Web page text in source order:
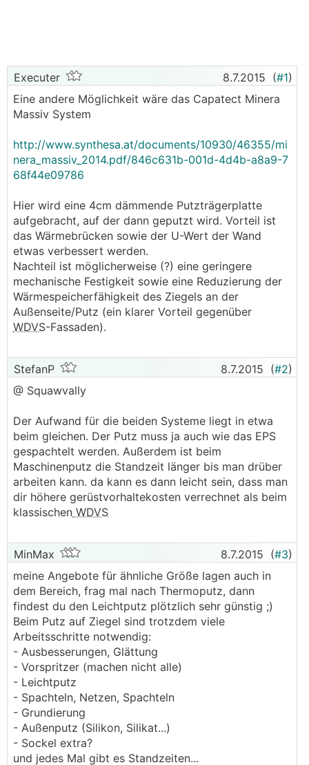
Executer 8.7.2015 (#1)
Eine andere Möglichkeit wäre das Capatect Minera
Massiv System
http://www.synthesa.at/documents/10930/46355/mi
nera_massiv_2014.pdf/846c631b-001d-4d4b-a8a9-7
68f44e09786
Hier wird eine 4cm dämmende Putzträgerplatte
aufgebracht, auf der dann geputzt wird. Vorteil ist
das Wärmebrücken sowie der U-Wert der Wand
etwas verbessert werden.
Nachteil ist möglicherweise (?) eine geringere
mechanische Festigkeit sowie eine Reduzierung der
Wärmespeicherfähigkeit des Ziegels an der
Außenseite/Putz (ein klarer Vorteil gegenüber
WDVS-Fassaden).
StefanP 8.7.2015 (#2)
@ Squawvally
Der Aufwand für die beiden Systeme liegt in etwa
beim gleichen. Der Putz muss ja auch wie das EPS
gespachtelt werden. Außerdem ist beim
Maschinenputz die Standzeit länger bis man drüber
arbeiten kann. da kann es dann leicht sein, dass man
dir höhere gerüstvorhaltekosten verrechnet als beim
klassischen WDVS
MinMax 8.7.2015 (#3)
meine Angebote für ähnliche Größe lagen auch in
dem Bereich, frag mal nach Thermoputz, dann
findest du den Leichtputz plötzlich sehr günstig ;)
Beim Putz auf Ziegel sind trotzdem viele
Arbeitsschritte notwendig:
- Ausbesserungen, Glättung
- Vorspritzer (machen nicht alle)
- Leichtputz
- Spachteln, Netzen, Spachteln
- Grundierung
- Außenputz (Silikon, Silikat...)
- Sockel extra?
und jedes Mal gibt es Standzeiten...